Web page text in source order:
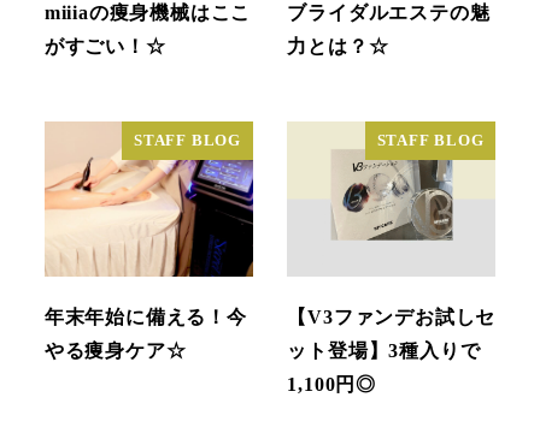
miiiaの痩身機械はここ
がすごい！☆
ブライダルエステの魅
力とは？☆
STAFF BLOG
年末年始に備える！今
やる痩身ケア☆
STAFF BLOG
【V3ファンデお試しセ
ット登場】3種入りで
1,100円◎